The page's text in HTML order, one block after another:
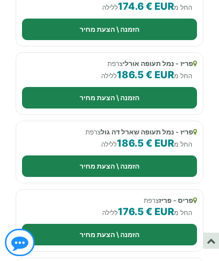
החל מ174.6 € EURללילה
הזמנה \ הצעת מחיר
פריז - נמל תעופה אורליצרפת
החל מ186.5 € EURללילה
הזמנה \ הצעת מחיר
פריז - נמל תעופה שארל דה גולצרפת
החל מ186.5 € EURללילה
הזמנה \ הצעת מחיר
פריס - פריזצרפת
החל מ176.5 € EURללילה
הזמנה \ הצעת מחיר